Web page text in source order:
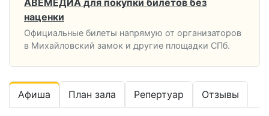
АВЕМЕДИА для покупки билетов без
наценки
Официальные билеты напрямую от организаторов
в Михайловский замок и другие площадки СПб.
Афиша План зала Репертуар Отзывы